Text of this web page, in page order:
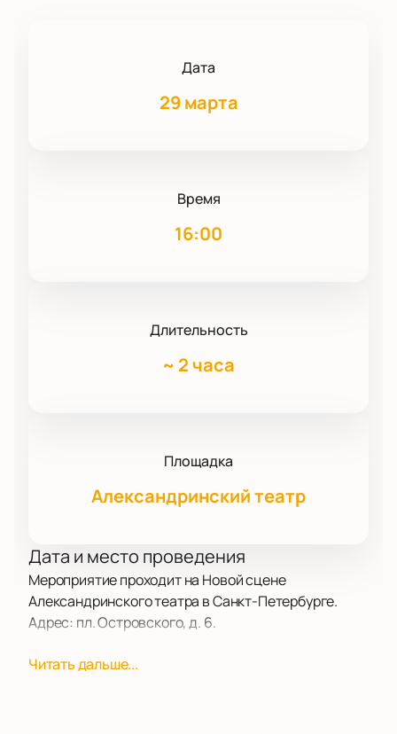
Дата
29 марта
Время
16:00
Длительность
~ 2 часа
Площадка
Александринский театр
Дата и место проведения
Мероприятие проходит на Новой сцене
Александринского театра в Санкт-Петербурге.
Адрес: пл. Островского, д. 6.
О событии и площадке
Читать дальше...